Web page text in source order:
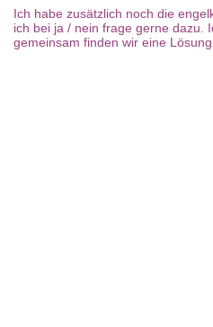
Ich habe zusätzlich noch die
ich bei ja / nein frage gerne dazu.
gemeinsam finden wir eine